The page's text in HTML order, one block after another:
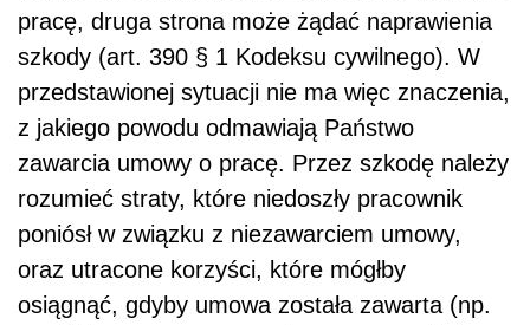
pracę, druga strona może żądać naprawienia
szkody (art. 390 § 1 Kodeksu cywilnego). W
przedstawionej sytuacji nie ma więc znaczenia,
z jakiego powodu odmawiają Państwo
zawarcia umowy o pracę. Przez szkodę należy
rozumieć straty, które niedoszły pracownik
poniósł w związku z niezawarciem umowy,
oraz utracone korzyści, które mógłby
osiągnąć, gdyby umowa została zawarta (np.